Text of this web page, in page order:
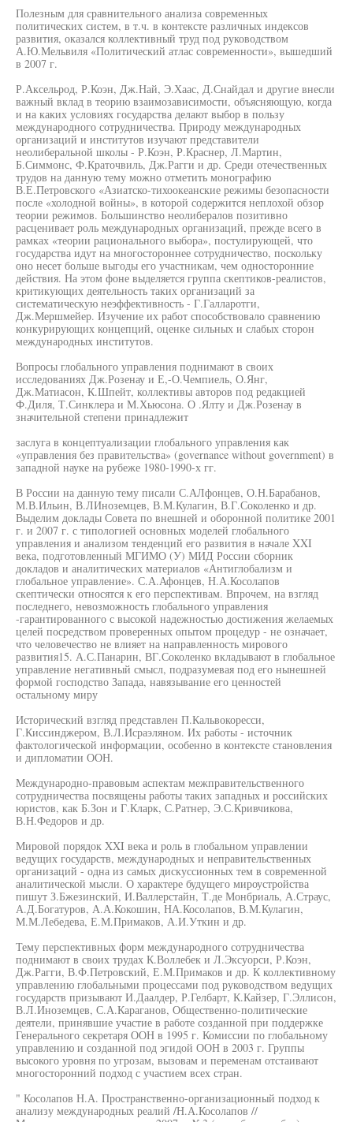
Полезным для сравнительного анализа современных
политических систем, в т.ч. в контексте различных индексов
развития, оказался коллективный труд под руководством
А.Ю.Мельвиля «Политический атлас современности», вышедший
в 2007 г.
Р.Аксельрод, Р.Коэн, Дж.Най, Э.Хаас, Д.Снайдал и другие внесли
важный вклад в теорию взаимозависимости, объясняющую, когда
и на каких условиях государства делают выбор в пользу
международного сотрудничества. Природу международных
организаций и институтов изучают представители
неолиберальной школы - Р.Коэн, Р.Краснер, Л.Мартин,
Б.Симмонс, Ф.Краточвиль, Дж.Рагги и др. Среди отечественных
трудов на данную тему можно отметить монографию
В.Е.Петровского «Азиатско-тихоокеанские режимы безопасности
после «холодной войны», в которой содержится неплохой обзор
теории режимов. Большинство неолибералов позитивно
расценивает роль международных организаций, прежде всего в
рамках «теории рационального выбора», постулирующей, что
государства идут на многостороннее сотрудничество, поскольку
оно несет больше выгоды его участникам, чем односторонние
действия. На этом фоне выделяется группа скептиков-реалистов,
критикующих деятельность таких организаций за
систематическую неэффективность - Г.Галларотги,
Дж.Мершмейер. Изучение их работ способствовало сравнению
конкурирующих концепций, оценке сильных и слабых сторон
международных институтов.
Вопросы глобального управления поднимают в своих
исследованиях Дж.Розенау и Е,-О.Чемпиель, О.Янг,
Дж.Матиасон, К.Шпейт, коллективы авторов под редакцией
Ф.Диля, Т.Синклера и М.Хьюсона. О .Ялту и Дж.Розенау в
значительной степени принадлежит
заслуга в концептуализации глобального управления как
«управления без правительства» (governance without government) в
западной науке на рубеже 1980-1990-х гг.
В России на данную тему писали С.АЛфонцев, О.Н.Барабанов,
М.В.Ильин, В.ЛИноземцев, В.М.Кулагин, В.Г.Соколенко и др.
Выделим доклады Совета по внешней и оборонной политике 2001
г. и 2007 г. с типологией основных моделей глобального
управления и анализом тенденций его развития в начале XXI
века, подготовленный МГИМО (У) МИД России сборник
докладов и аналитических материалов «Антиглобализм и
глобальное управление». С.А.Афонцев, Н.А.Косолапов
скептически относятся к его перспективам. Впрочем, на взгляд
последнего, невозможность глобального управления
-гарантированного с высокой надежностью достижения желаемых
целей посредством проверенных опытом процедур - не означает,
что человечество не влияет на направленность мирового
развития15. А.С.Панарин, ВГ.Соколенко вкладывают в глобальное
управление негативный смысл, подразумевая под его нынешней
формой господство Запада, навязывание его ценностей
остальному миру
Исторический взгляд представлен П.Кальвокоресси,
Г.Киссинджером, В.Л.Исраэляном. Их работы - источник
фактологической информации, особенно в контексте становления
и дипломатии ООН.
Международно-правовым аспектам межправительственного
сотрудничества посвящены работы таких западных и российских
юристов, как Б.Зон и Г.Кларк, С.Ратнер, Э.С.Кривчикова,
В.Н.Федоров и др.
Мировой порядок XXI века и роль в глобальном управлении
ведущих государств, международных и неправительственных
организаций - одна из самых дискуссионных тем в современной
аналитической мысли. О характере будущего мироустройства
пишут З.Бжезинский, И.Валлерстайн, Т.де Монбриаль, А.Страус,
А.Д.Богатуров, А.А.Кокошин, НА.Косолапов, В.М.Кулагин,
М.М.Лебедева, Е.М.Примаков, А.И.Уткин и др.
Тему перспективных форм международного сотрудничества
поднимают в своих трудах К.Воллебек и Л.Эксуорси, Р.Коэн,
Дж.Рагги, В.Ф.Петровский, Е.М.Примаков и др. К коллективному
управлению глобальными процессами под руководством ведущих
государств призывают И.Даалдер, Р.Гелбарт, К.Кайзер, Г.Эллисон,
В.Л.Иноземцев, С.А.Караганов, Общественно-политические
деятели, принявшие участие в работе созданной при поддержке
Генерального секретаря ООН в 1995 г. Комиссии по глобальному
управлению и созданной под эгидой ООН в 2003 г. Группы
высокого уровня по угрозам, вызовам и переменам отстаивают
многосторонний подход с участием всех стран.
" Косолапов Н.А. Пространственно-организационный подход к
анализу международных реалий /Н.А.Косолапов //